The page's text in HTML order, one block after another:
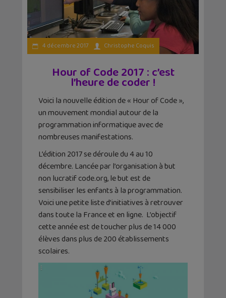
4 décembre 2017 Christophe Coquis
Hour of Code 2017 : c’est
l’heure de coder !
Voici la nouvelle édition de « Hour of Code »,
un mouvement mondial autour de la
programmation informatique avec de
nombreuses manifestations.
L’édition 2017 se déroule du 4 au 10
décembre. Lancée par l’organisation à but
non lucratif code.org, le but est de
sensibiliser les enfants à la programmation.
Voici une petite liste d’initiatives à retrouver
dans toute la France et en ligne. L’objectif
cette année est de toucher plus de 14 000
élèves dans plus de 200 établissements
scolaires.